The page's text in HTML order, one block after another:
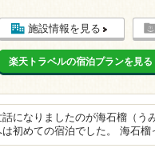
施設情報を見る
楽天トラベルの宿泊プランを見る
になりましたのが海石榴（う
初めての宿泊でした。 海石